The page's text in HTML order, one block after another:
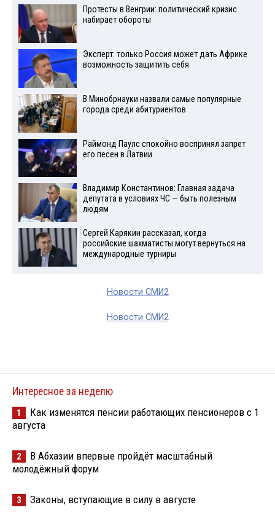
Протесты в Венгрии: политический кризис
набирает обороты
Эксперт: только Россия может дать Африке
возможность защитить себя
В Минобрнауки назвали самые популярные
города среди абитуриентов
Раймонд Паулс спокойно воспринял запрет
его песен в Латвии
Владимир Константинов: Главная задача
депутата в условиях ЧС — быть полезным
людям
Сергей Карякин рассказал, когда
российские шахматисты могут вернуться на
международные турниры
Новости СМИ2
Новости СМИ2
Интересное за неделю
1
Как изменятся пенсии работающих пенсионеров с 1
августа
2
В Абхазии впервые пройдёт масштабный
молодёжный форум
3 Законы, вступающие в силу в августе